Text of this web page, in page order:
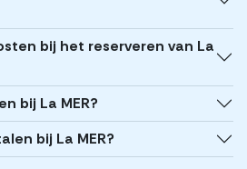
bij het reserveren van La
bij La MER?
bij La MER?